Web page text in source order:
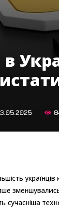
в
зменшувались
сучасніша